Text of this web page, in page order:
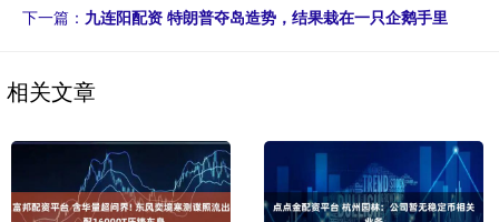
下一篇： 九连阳配资 特朗普夺岛造势，结果栽在一只企鹅手里
相关文章